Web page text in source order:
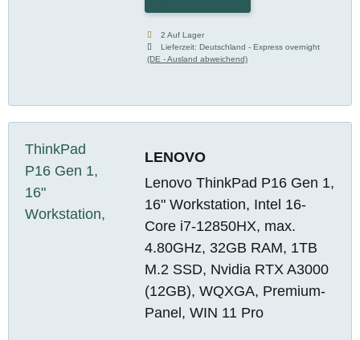
2 Auf Lager
Lieferzeit:Deutschland - Express overnight
(DE - Ausland abweichend)
LENOVO
Lenovo ThinkPad P16 Gen 1,
16" Workstation, Intel 16-
Core i7-12850HX, max.
4.80GHz, 32GB RAM, 1TB
M.2 SSD, Nvidia RTX A3000
(12GB), WQXGA, Premium-
Panel, WIN 11 Pro